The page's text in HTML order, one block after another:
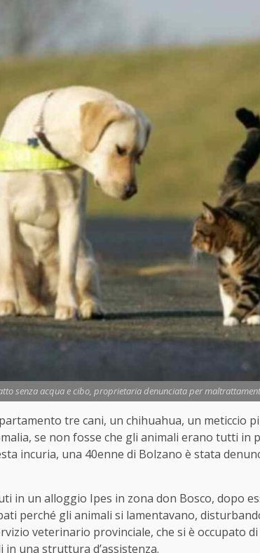
senza acqua e cibo, proprietaria denunciata per
tre cani, un chihuahua, un meticcio
se non fosse che gli animali erano tutti in
incuria, una 40enne di Bolzano è stata
in un alloggio Ipes in zona don Bosco, dopo
perché gli animali si lamentavano,
veterinario provinciale, che si è occupato
una struttura d’assistenza.